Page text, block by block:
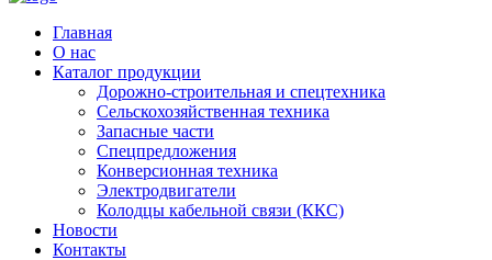
Главная
О нас
Каталог продукции
Дорожно-строительная и спецтехника
Сельскохозяйственная техника
Запасные части
Спецпредложения
Конверсионная техника
Электродвигатели
Колодцы кабельной связи (ККС)
Новости
Контакты